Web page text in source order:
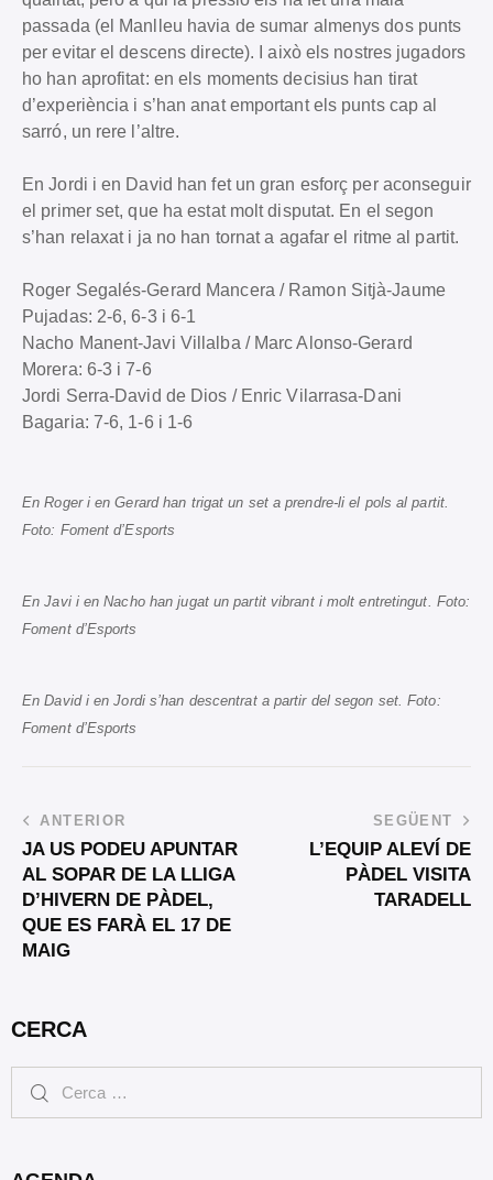
passada (el Manlleu havia de sumar almenys dos punts
per evitar el descens directe). I això els nostres jugadors
ho han aprofitat: en els moments decisius han tirat
d’experiència i s’han anat emportant els punts cap al
sarró, un rere l’altre.
En Jordi i en David han fet un gran esforç per aconseguir
el primer set, que ha estat molt disputat. En el segon
s’han relaxat i ja no han tornat a agafar el ritme al partit.
Roger Segalés-Gerard Mancera / Ramon Sitjà-Jaume
Pujadas: 2-6, 6-3 i 6-1
Nacho Manent-Javi Villalba / Marc Alonso-Gerard
Morera: 6-3 i 7-6
Jordi Serra-David de Dios / Enric Vilarrasa-Dani
Bagaria: 7-6, 1-6 i 1-6
En Roger i en Gerard han trigat un set a prendre-li el pols al partit.
Foto: Foment d’Esports
En Javi i en Nacho han jugat un partit vibrant i molt entretingut. Foto:
Foment d’Esports
En David i en Jordi s’han descentrat a partir del segon set. Foto:
Foment d’Esports
ANTERIOR
JA US PODEU APUNTAR
AL SOPAR DE LA LLIGA
D’HIVERN DE PÀDEL,
QUE ES FARÀ EL 17 DE
MAIG
SEGÜENT
L’EQUIP ALEVÍ DE
PÀDEL VISITA
TARADELL
CERCA